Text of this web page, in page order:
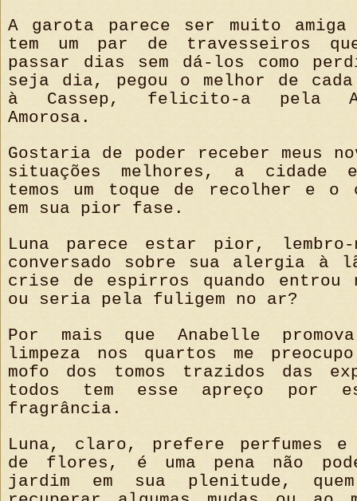
A garota parece ser muito
tem um par de travesseiros
passar dias sem dá-los como
seja dia, pegou o melhor de
à Cassep, felicito-a pela
Amorosa.
Gostaria de poder receber meus
situações melhores, a cidade
temos um toque de recolher e o
em sua pior fase.
Luna parece estar pior, lembro-
conversado sobre sua alergia à
crise de espirros quando entrou
ou seria pela fuligem no ar?
Por mais que Anabelle
limpeza nos quartos me
mofo dos tomos trazidos das
todos tem esse apreço por
fragrância.
Luna, claro, prefere perfumes
de flores, é uma pena não
jardim em sua plenitude,